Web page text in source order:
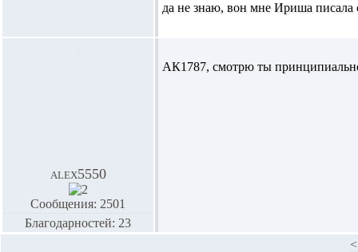
да не знаю, вон мне Ириша писала
alex5550
Сообщения: 2501
Благодарностей: 23
АК1787, смотрю ты